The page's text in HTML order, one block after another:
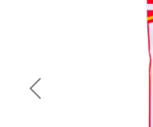
Previous